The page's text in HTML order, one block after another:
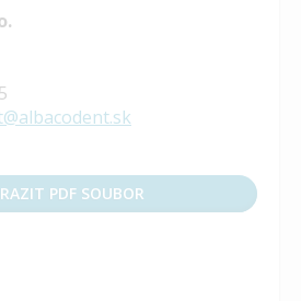
PDF SOUBOR